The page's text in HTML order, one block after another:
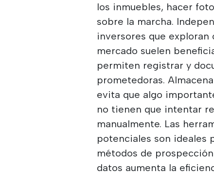
los inmuebles, hacer
sobre la marcha.
inversores que
mercado suelen
permiten registrar y
prometedoras.
evita que algo
no tienen que intentar
manualmente. Las
potenciales son ideales
métodos de
datos aumenta la